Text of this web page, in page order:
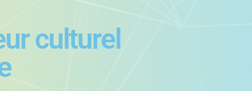
culturel